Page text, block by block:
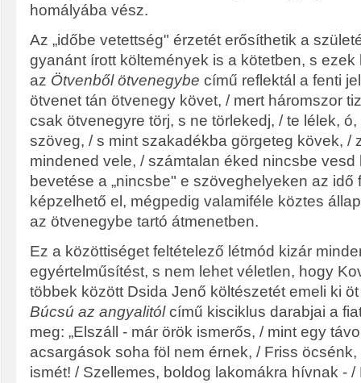
homályába vész.
Az „időbe vetettség" érzetét erősíthetik a
gyanánt írott költemények is a kötetben, s ezek
az Ötvenből ötvenegybe című reflektál a fenti
ötvenet tán ötvenegy követ, / mert háromszor
csak ötvenegyre törj, s ne törlekedj, / te lélek,
szöveg, / s mint szakadékba görgeteg kövek, /
mindened vele, / számtalan éked nincsbe vesd
bevetése a „nincsbe" e szöveghelyeken az idő
képzelhető el, mégpedig valamiféle köztes
az ötvenegybe tartó átmenetben.
Ez a közöttiséget feltételező létmód kizár
egyértelműsítést, s nem lehet véletlen, hogy
többek között Dsida Jenő költészetét emeli ki
Búcsú az angyalitólcímű kisciklus darabjai a
meg: „Elszáll - már örök ismerős, / mint egy
acsargások soha föl nem érnek, / Friss
ismét! / Szellemes, boldog lakomákra hívnak -